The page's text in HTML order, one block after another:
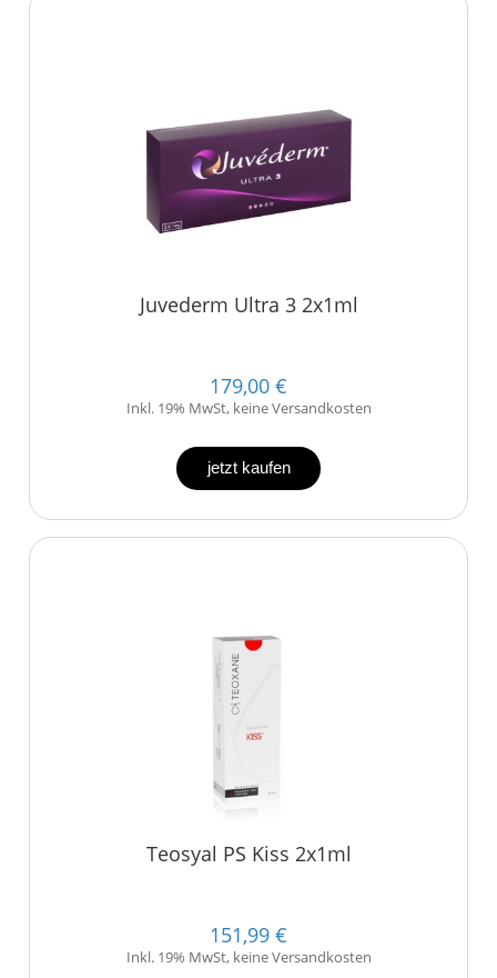
Juvederm Ultra 3 2x1ml
179,00 €
Inkl. 19% MwSt, keine Versandkosten
jetzt kaufen
Teosyal PS Kiss 2x1ml
151,99 €
Inkl. 19% MwSt, keine Versandkosten